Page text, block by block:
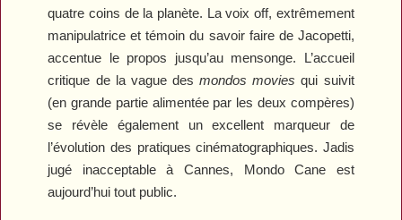
quatre coins de la planète. La voix off, extrêmement
manipulatrice et témoin du savoir faire de Jacopetti,
accentue le propos jusqu’au mensonge. L’accueil
critique de la vague desmondos movies qui suivit
(en grande partie alimentée par les deux compères)
se révèle également un excellent marqueur de
l’évolution des pratiques cinématographiques. Jadis
jugé inacceptable à Cannes, Mondo Cane est
aujourd’hui tout public.